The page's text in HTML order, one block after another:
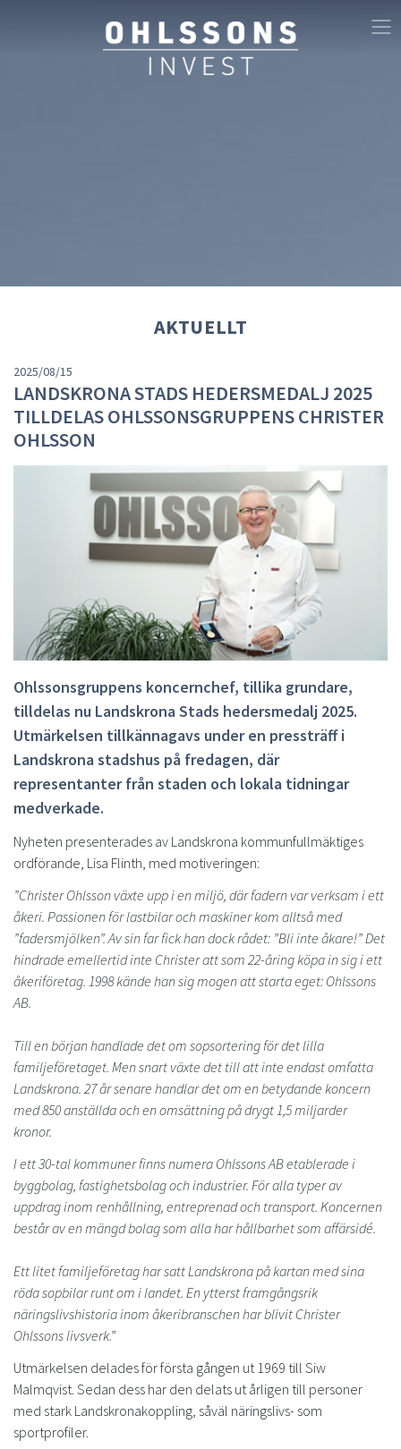
AKTUELLT
2025/08/15
LANDSKRONA STADS HEDERSMEDALJ 2025
TILLDELAS OHLSSONSGRUPPENS CHRISTER
OHLSSON
Ohlssonsgruppens koncernchef, tillika grundare,
tilldelas nu Landskrona Stads hedersmedalj 2025.
Utmärkelsen tillkännagavs under en pressträff i
Landskrona stadshus på fredagen, där
representanter från staden och lokala tidningar
medverkade.
Nyheten presenterades av Landskrona kommunfullmäktiges
ordförande, Lisa Flinth, med motiveringen:
”Christer Ohlsson växte upp i en miljö, där fadern var verksam i ett
åkeri. Passionen för lastbilar och maskiner kom alltså med
”fadersmjölken”. Av sin far fick han dock rådet: ”Bli inte åkare!” Det
hindrade emellertid inte Christer att som 22-åring köpa in sig i ett
åkeriföretag. 1998 kände han sig mogen att starta eget: Ohlssons
AB.
Till en början handlade det om sopsortering för det lilla
familjeföretaget. Men snart växte det till att inte endast omfatta
Landskrona. 27 år senare handlar det om en betydande koncern
med 850 anställda och en omsättning på drygt 1,5 miljarder
kronor.
I ett 30-tal kommuner finns numera Ohlssons AB etablerade i
byggbolag, fastighetsbolag och industrier. För alla typer av
uppdrag inom renhållning, entreprenad och transport. Koncernen
består av en mängd bolag som alla har hållbarhet som affärsidé.
Ett litet familjeföretag har satt Landskrona på kartan med sina
röda sopbilar runt om i landet. En ytterst framgångsrik
näringslivshistoria inom åkeribranschen har blivit Christer
Ohlssons livsverk.”
Utmärkelsen delades för första gången ut 1969 till Siw
Malmqvist. Sedan dess har den delats ut årligen till personer
med stark Landskronakoppling, såväl näringslivs- som
sportprofiler.